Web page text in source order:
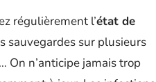
régulièrement l’état de
sauvegardes sur plusieurs
On n’anticipe jamais trop